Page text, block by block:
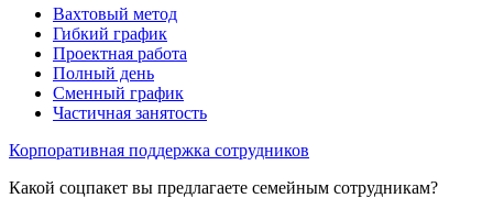
Вахтовый метод
Гибкий график
Проектная работа
Полный день
Сменный график
Частичная занятость
Корпоративная поддержка сотрудников
Какой соцпакет вы предлагаете семейным сотрудникам?